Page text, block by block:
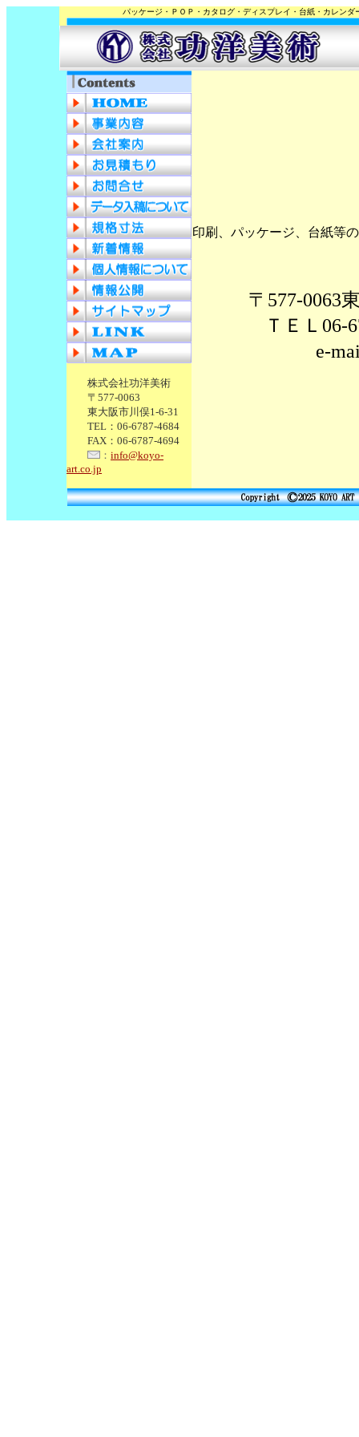
パッケージ・ＰＯＰ・カタログ・ディスプレイ・台紙・カレン
株式会社功洋美術
〒577-0063
東大阪市川俣1-6-31
TEL：06-6787-4684
FAX：06-6787-4694
： info@koyo-
art.co.jp
印刷、パッケージ、台紙等
〒577-0063
ＴＥＬ06-
e-